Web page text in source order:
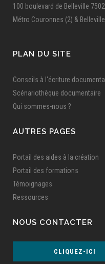
100 boulevard de Belleville
Métro Couronnes (2) &
PLAN DU SITE
Conseils à l'écriture
Scénariothèque documentaire
Qui sommes-nous ?
AUTRES PAGES
Portail des aides à la création
Portail des formations
Témoignages
Ressources
NOUS CONTACTER
CLIQUEZ-ICI